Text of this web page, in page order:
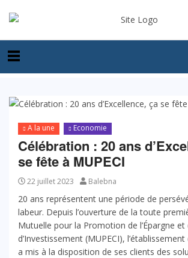
A la une Economie
Célébration : 20 ans
se fête à MUPECI
22 juillet 2023 Balebna
20 ans représentent une période de
labeur. Depuis l’ouverture de la toute
Mutuelle pour la Promotion de l’Épargne et
d’Investissement (MUPECI),
a mis à la disposition de ses clients des